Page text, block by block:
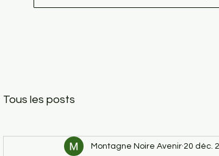
Tous les posts
Montagne Noire Avenir 20 déc.